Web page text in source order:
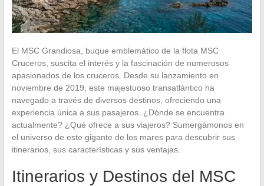
El MSC Grandiosa, buque emblemático de la flota MSC
Cruceros, suscita el interés y la fascinación de numerosos
apasionados de los cruceros. Desde su lanzamiento en
noviembre de 2019, este majestuoso transatlántico ha
navegado a través de diversos destinos, ofreciendo una
experiencia única a sus pasajeros. ¿Dónde se encuentra
actualmente? ¿Qué ofrece a sus viajeros? Sumergámonos en
el universo de este gigante de los mares para descubrir sus
itinerarios, sus características y sus ventajas.
Itinerarios y Destinos del MSC